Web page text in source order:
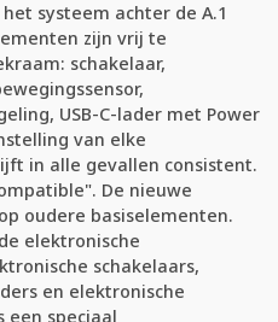
systeem achter de A.1
zijn vrij te
schakelaar,
USB-C-lader met Power
van elke
in alle gevallen consistent.
De nieuwe
oudere basiselementen.
elektronische
schakelaars,
en elektronische
een speciaal